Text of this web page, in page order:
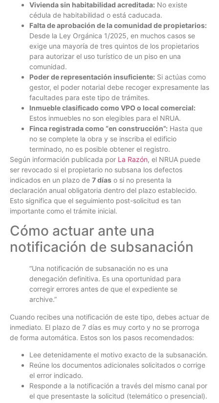
Vivienda sin habitabilidad acreditada: No existe
cédula de habitabilidad o está caducada.
Falta de aprobación de la comunidad de propietarios:
Desde la Ley Orgánica 1/2025, en muchos casos se
exige una mayoría de tres quintos de los propietarios
para autorizar el uso turístico de un piso en una
comunidad.
Poder de representación insuficiente: Si actúas como
gestor, el poder notarial debe recoger expresamente las
facultades para este tipo de trámites.
Inmueble clasificado como VPO o local comercial:
Estos inmuebles no son elegibles para el NRUA.
Finca registrada como “en construcción”: Hasta que
no se complete la obra y se inscriba el edificio
terminado, no es posible obtener el registro.
Según información publicada por La Razón, el NRUA puede
ser revocado si el propietario no subsana los defectos
indicados en un plazo de 7 días o si no presenta la
declaración anual obligatoria dentro del plazo establecido.
Esto significa que el seguimiento post-solicitud es tan
importante como el trámite inicial.
Cómo actuar ante una
notificación de subsanación
“Una notificación de subsanación no es una
denegación definitiva. Es una oportunidad para
corregir errores antes de que el expediente se
archive.”
Cuando recibes una notificación de este tipo, debes actuar de
inmediato. El plazo de 7 días es muy corto y no se prorroga
de forma automática. Estos son los pasos recomendados:
Lee detenidamente el motivo exacto de la subsanación.
Reúne los documentos adicionales solicitados o corrige
el error indicado.
Responde a la notificación a través del mismo canal por
el que presentaste la solicitud (telemático o presencial).